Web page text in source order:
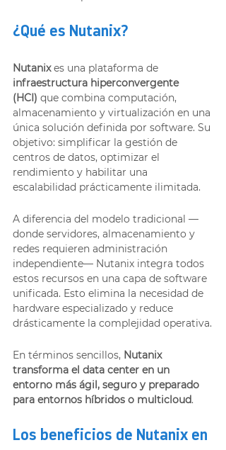
¿Qué es Nutanix?
Nutanix es una plataforma de
infraestructura hiperconvergente
(HCI) que combina computación,
almacenamiento y virtualización en una
única solución definida por software. Su
objetivo: simplificar la gestión de
centros de datos, optimizar el
rendimiento y habilitar una
escalabilidad prácticamente ilimitada.
A diferencia del modelo tradicional —
donde servidores, almacenamiento y
redes requieren administración
independiente— Nutanix integra todos
estos recursos en una capa de software
unificada. Esto elimina la necesidad de
hardware especializado y reduce
drásticamente la complejidad operativa.
En términos sencillos, Nutanix
transforma el data center en un
entorno más ágil, seguro y preparado
para entornos híbridos o multicloud.
Los beneficios de Nutanix en